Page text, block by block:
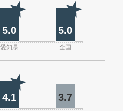
5.0 5.0
愛知県 全国
4.1 3.7